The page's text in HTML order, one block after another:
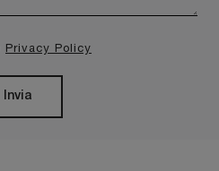
Privacy Policy
Invia